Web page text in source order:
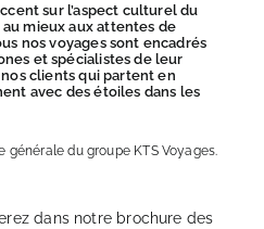
sur l’aspect culturel du
mieux aux attentes de
nos voyages sont encadrés
et spécialistes de leur
clients qui partent en
avec des étoiles dans les
générale du groupe KTS Voyages.
dans notre brochure des